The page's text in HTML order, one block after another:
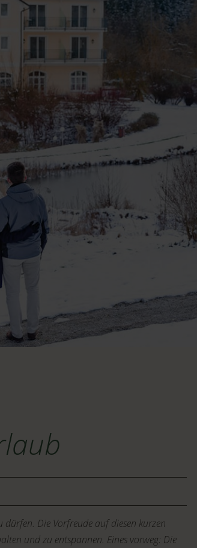
Die Vorfreude auf diesen kurzen
und zu entspannen. Eines vorweg: Die